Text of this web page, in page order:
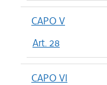
CAPO V
Art. 28
CAPO VI